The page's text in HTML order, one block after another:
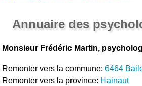
Annuaire des
Monsieur Frédéric Martin,
Remonter vers la commune:6464
Remonter vers la province: Hainaut